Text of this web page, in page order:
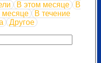
В этом месяце
В
В течение
Другое